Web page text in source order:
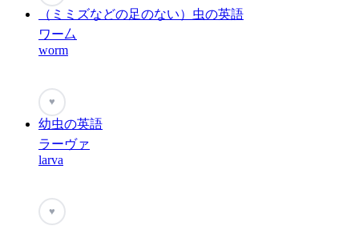
（ミミズなどの足のない）虫の英語
ワー厶
worm
♥
幼虫の英語
ラーヴァ
larva
♥